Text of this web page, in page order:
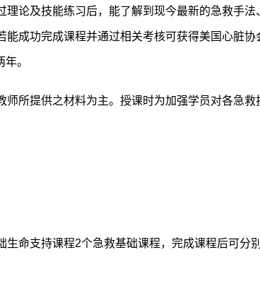
论及技能练习后，能了解到现今最新的急救手法
成功完成课程并通过相关考核可获得美国心脏协
。
所提供之材料为主。授课时为加强学员对各急救
生命支持课程2个急救基础课程，完成课程后可分